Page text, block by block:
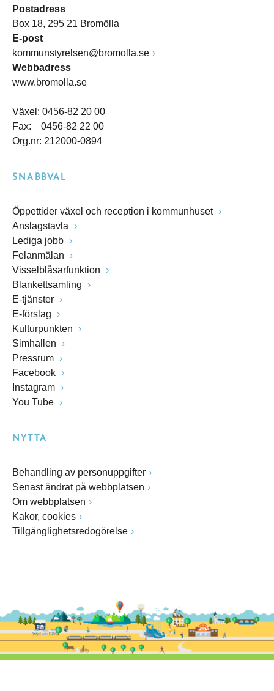
Postadress
Box 18, 295 21 Bromölla
E-post
kommunstyrelsen@bromolla.se
Webbadress
www.bromolla.se
Växel: 0456-82 20 00
Fax: 0456-82 22 00
Org.nr: 212000-0894
SNABBVAL
Öppettider växel och reception i kommunhuset
Anslagstavla
Lediga jobb
Felanmälan
Visselblåsarfunktion
Blankettsamling
E-tjänster
E-förslag
Kulturpunkten
Simhallen
Pressrum
Facebook
Instagram
You Tube
NYTTA
Behandling av personuppgifter
Senast ändrat på webbplatsen
Om webbplatsen
Kakor, cookies
Tillgänglighetsredogörelse